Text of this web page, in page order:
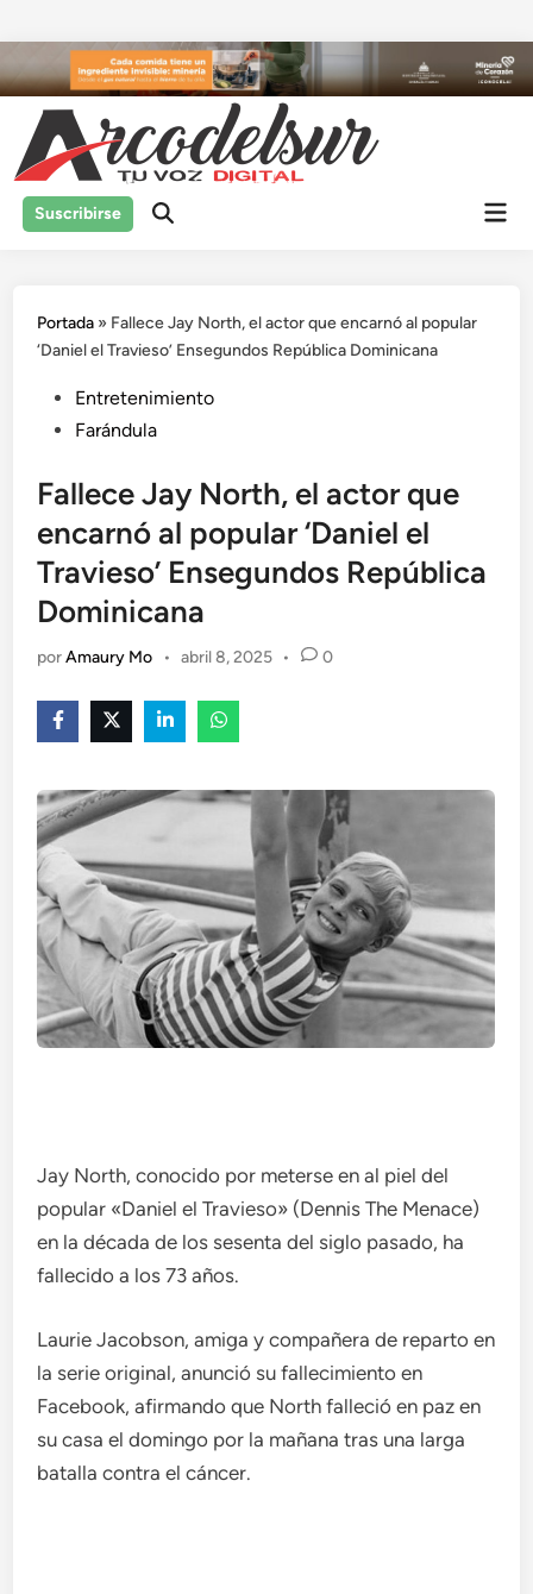
al
contenido
Suscribirse
Portada » Fallece Jay North, el actor que encarnó al popular
‘Daniel el Travieso’ Ensegundos República Dominicana
Publicado
en
Entretenimiento
Farándula
Fallece Jay North, el actor que
encarnó al popular ‘Daniel el
Travieso’ Ensegundos República
Dominicana
porAmaury Mo • abril 8, 2025 • 0
Jay North, conocido por meterse en al piel del
popular «Daniel el Travieso» (Dennis The Menace)
en la década de los sesenta del siglo pasado, ha
fallecido a los 73 años.
Laurie Jacobson, amiga y compañera de reparto en
la serie original, anunció su fallecimiento en
Facebook, afirmando que North falleció en paz en
su casa el domingo por la mañana tras una larga
batalla contra el cáncer.